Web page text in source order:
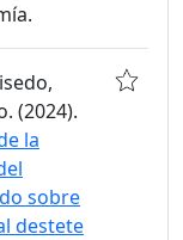
(2024).
la
sobre
destete